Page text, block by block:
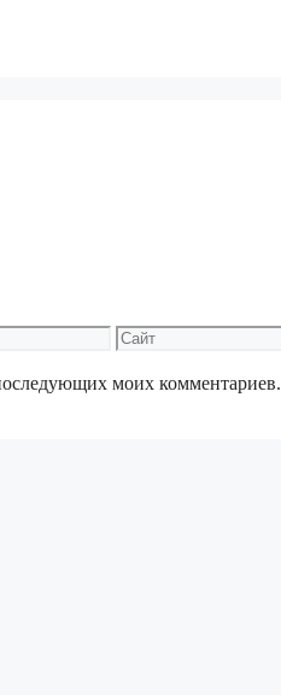
Сайт
моих комментариев.